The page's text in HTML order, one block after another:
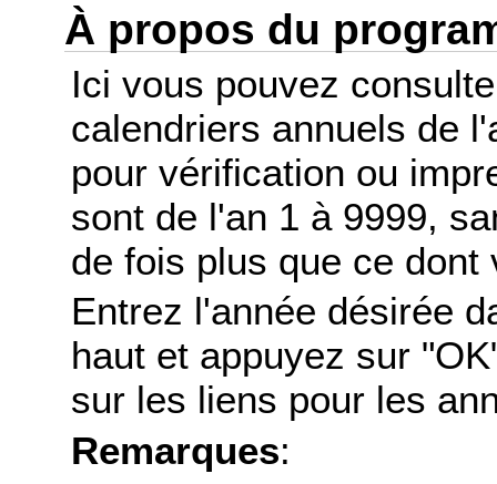
À propos du
Ici vous pouvez
calendriers annuels de
pour vérification ou
sont de l'an 1 à 9999,
de fois plus que ce dont
Entrez l'année désirée
haut et appuyez sur
sur les liens pour les
Remarques: